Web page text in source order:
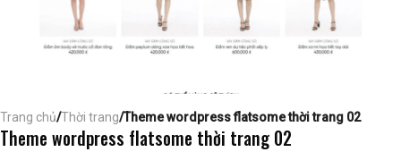
Trang chủ/Thời trang/Theme wordpress flatsome thời trang 02
Theme wordpress flatsome thời trang 02